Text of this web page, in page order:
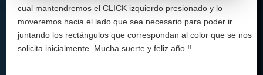
cual mantendremos el CLICK izquierdo presionado y lo
moveremos hacia el lado que sea necesario para poder ir
juntando los rectángulos que correspondan al color que se nos
solicita inicialmente. Mucha suerte y feliz año !!